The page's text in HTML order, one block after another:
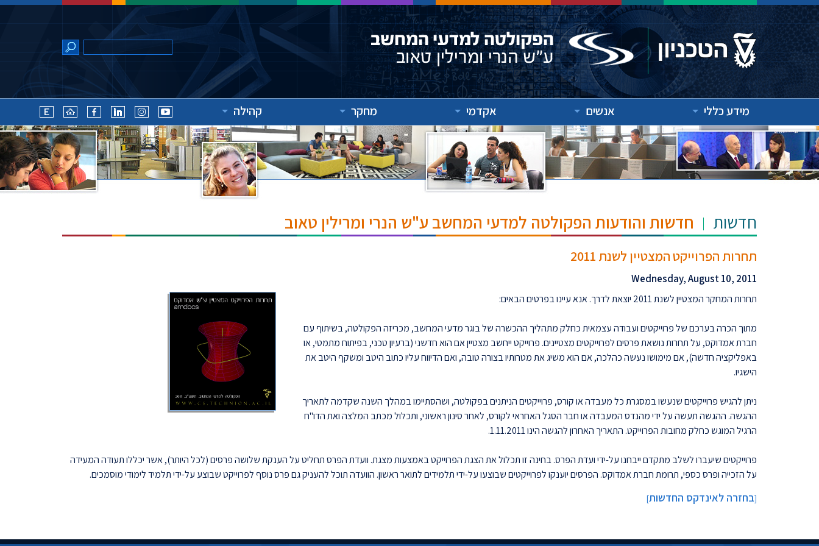
מידע כללי אנשים אקדמי מחקר קהילה
חדשות חדשות והודעות הפקולטה למדעי המחשב ע"ש הנרי ומרילין טאוב
תחרות הפרוייקט המצטיין לשנת 2011
Wednesday, August 10, 2011
תחרות המחקר המצטיין לשנת 2011 יוצאת לדרך. אנא עיינו בפרטים הבאים:
מתוך הכרה בערכם של פרוייקטים ועבודה עצמאית כחלק מתהליך ההכשרה של בוגר מדעי המחשב, מכריזה הפקולטה, בשיתוף עם
חברת אמדוקס, על תחרות נושאת פרסים לפרוייקטים מצטיינים. פרוייקט ייחשב מצטיין אם הוא חדשני (ברעיון טכני, בפיתוח מתמטי, או
באפליקציה חדשה), אם מימושו נעשה כהלכה, אם הוא משיג את מטרותיו בצורה טובה, ואם הדיווח עליו כתוב היטב ומשקף היטב את
הישגיו.
ניתן להגיש פרוייקטים שנעשו במסגרת כל מעבדה או קורס, פרוייקטים הניתנים בפקולטה, ושהסתיימו במהלך השנה שקדמה לתאריך
ההגשה. ההגשה תעשה על ידי מהנדס המעבדה או חבר הסגל האחראי לקורס, לאחר סינון ראשוני, ותכלול מכתב המלצה ואת הדו"ח
הרגיל המוגש כחלק מחובות הפרוייקט. התאריך האחרון להגשה הינו 1.11.2011.
פרוייקטים שיעברו לשלב מתקדם ייבחנו על-ידי ועדת הפרס. בחינה זו תכלול את הצגת הפרוייקט באמצעות מצגת. וועדת הפרס תחליט על הענקת שלושה פרסים (לכל היותר), אשר יכללו תעודה המעידה
על הזכייה ופרס כספי, תרומת חברת אמדוקס. הפרסים יוענקו לפרוייקטים שבוצעו על-ידי תלמידים לתואר ראשון. הוועדה תוכל להעניק גם פרס נוסף לפרוייקט שבוצע על-ידי תלמיד לימודי מוסמכים.
[בחזרה לאינדקס החדשות]